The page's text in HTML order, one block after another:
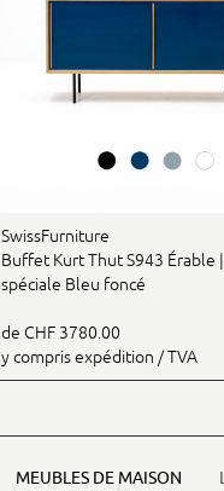
SwissFurniture
Buffet Kurt Thut S943 Érable
spéciale Bleu foncé
de CHF 3780.00
y compris expédition / TVA
MEUBLES DE MAISON